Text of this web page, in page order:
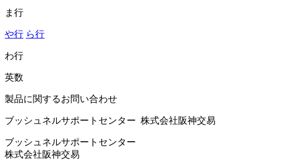
ま行
や行 ら行
わ行
英数
製品に関するお問い合わせ
ブッシュネルサポートセンター 株式会社阪神交易
ブッシュネルサポートセンター
株式会社阪神交易